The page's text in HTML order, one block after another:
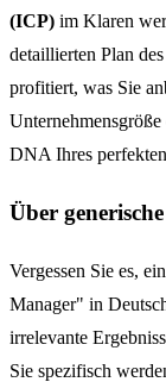
(ICP) im Klaren
detaillierten Plan
profitiert, was Sie
DNA Ihres
Über
Vergessen Sie es,
Manager" in
irrelevante
Sie spezifisch